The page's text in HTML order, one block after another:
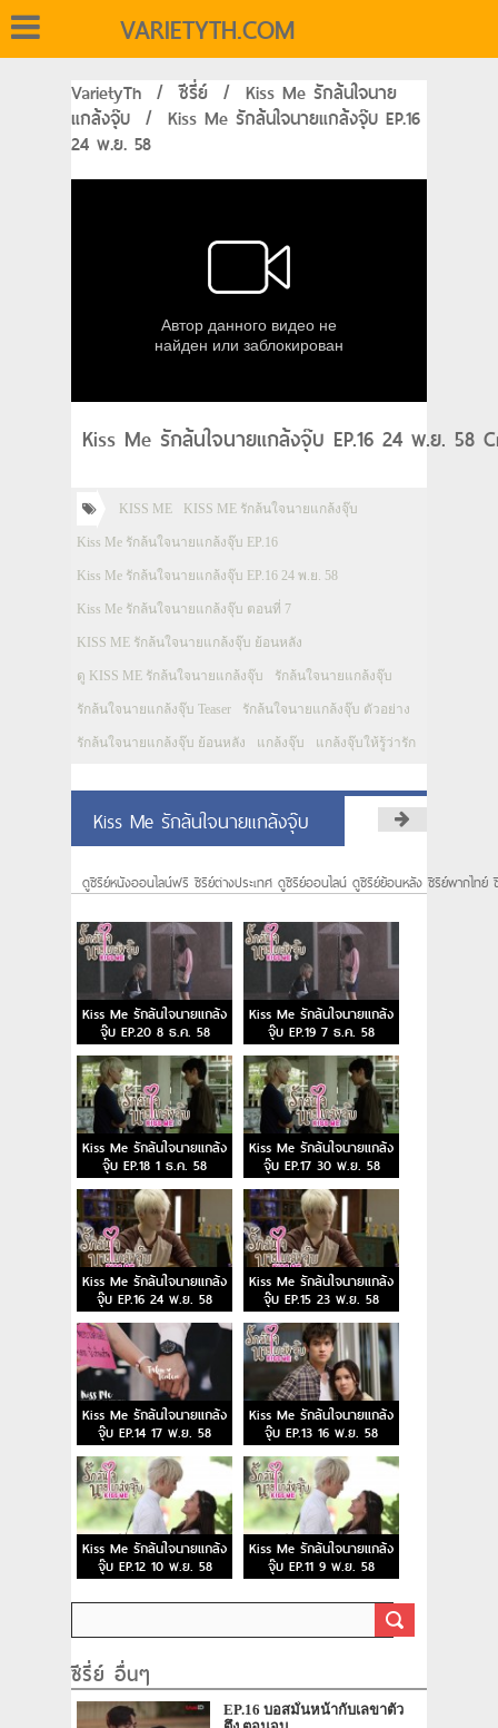
VARIETYTH.COM
VarietyTh / ซีรี่ย์ / Kiss Me รักล้นใจนาย
แกล้งจุ๊บ / Kiss Me รักล้นใจนายแกล้งจุ๊บ EP.16
24 พ.ย. 58
Kiss Me รักล้นใจนายแกล้งจุ๊บ EP.16 24 พ.ย. 58
KISS ME KISS ME รักล้นใจนายแกล้งจุ๊บ
Kiss Me รักล้นใจนายแกล้งจุ๊บ EP.16
Kiss Me รักล้นใจนายแกล้งจุ๊บ EP.16 24 พ.ย. 58
Kiss Me รักล้นใจนายแกล้งจุ๊บ ตอนที่ 7
KISS ME รักล้นใจนายแกล้งจุ๊บ ย้อนหลัง
ดู KISS ME รักล้นใจนายแกล้งจุ๊บ รักล้นใจนายแกล้งจุ๊บ
รักล้นใจนายแกล้งจุ๊บ Teaser รักล้นใจนายแกล้งจุ๊บ ตัวอย่าง
รักล้นใจนายแกล้งจุ๊บ ย้อนหลัง แกล้งจุ๊บ แกล้งจุ๊บให้รู้ว่ารัก
Kiss Me รักล้นใจนายแกล้งจุ๊บ
ดูซีรีย์หนังออนไลน์ฟรี ซีรีย์ต่างประเทศ ดูซีรีย์ออนไลน์ ดูซีรีย์ย้อนหลัง ซีรีย์พากไทย์
Kiss Me รักล้นใจนายแกล้ง
จุ๊บ EP.20 8 ธ.ค. 58
Kiss Me รักล้นใจนายแกล้ง
จุ๊บ EP.19 7 ธ.ค. 58
Kiss Me รักล้นใจนายแกล้ง
จุ๊บ EP.18 1 ธ.ค. 58
Kiss Me รักล้นใจนายแกล้ง
จุ๊บ EP.17 30 พ.ย. 58
Kiss Me รักล้นใจนายแกล้ง
จุ๊บ EP.16 24 พ.ย. 58
Kiss Me รักล้นใจนายแกล้ง
จุ๊บ EP.15 23 พ.ย. 58
Kiss Me รักล้นใจนายแกล้ง
จุ๊บ EP.14 17 พ.ย. 58
Kiss Me รักล้นใจนายแกล้ง
จุ๊บ EP.13 16 พ.ย. 58
Kiss Me รักล้นใจนายแกล้ง
จุ๊บ EP.12 10 พ.ย. 58
Kiss Me รักล้นใจนายแกล้ง
จุ๊บ EP.11 9 พ.ย. 58
ซีรี่ย์ อื่นๆ
EP.16 บอสมั่นหน้ากับเลขาตัว